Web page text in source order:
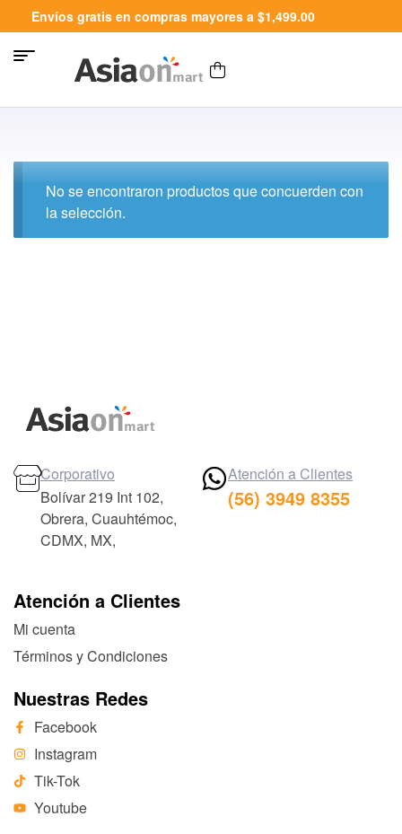
Envíos gratis en compras mayores a $1,499.00
No se encontraron productos que concuerden con
la selección.
Atención a Clientes
Mi cuenta
Términos y Condiciones
Nuestras Redes
Facebook
Instagram
Tik-Tok
Youtube
Corporativo
Bolívar 219 Int 102,
Obrera, Cuauhtémoc,
CDMX, MX,
Atención a Clientes
(56) 3949 8355